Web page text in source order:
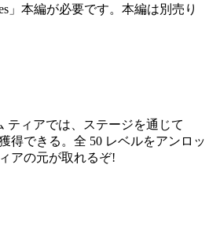
」本編が必要です。本編は別売り
ティアでは、ステージを通じて
得できる。全 50 レベルをアンロッ
アの元が取れるぞ!